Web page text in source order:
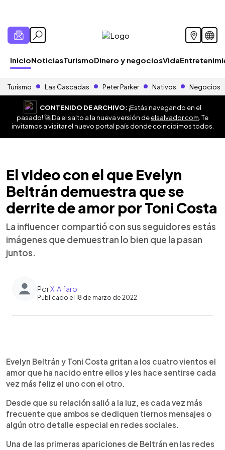
InicioNoticiasTurismoDinero y negociosVida
Turismo Las Cascadas Peter Parker Nativos Negocios
CONTENIDO DE ARCHIVO:¡Estás navegando en el
pasado! 🚀 Da el salto a la nueva versión deelsalvador.com . Te
invitamos a visitar el nuevo portal país donde coincidimos todos.
El video con el que Evelyn
Beltrán demuestra que se
derrite de amor por Toni Costa
La influencer compartió con sus seguidores estás
imágenes que demuestran lo bien que la pasan
juntos.
PorX. Alfaro
Publicado el 18 de marzo de 2022
► Escuchar artículo
Evelyn Beltrán y Toni Costa gritan a los cuatro vientos el
amor que ha nacido entre ellos y les hace sentirse cada
vez más feliz el uno con el otro.
Desde que su relación salió a la luz, es cada vez más
frecuente que ambos se dediquen tiernos mensajes o
algún otro detalle especial en redes sociales.
Una de las primeras apariciones de Beltrán en las redes